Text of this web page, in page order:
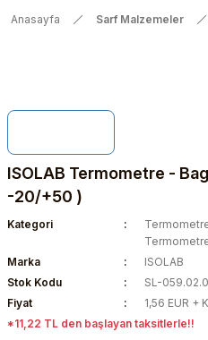
Anasayfa Sarf Malzemeler
ISOLAB Termometre -
-20/+50 )
Kategori
Marka
ISOLAB
Stok Kodu
SL-
Fiyat
1,56 EUR +
*11,22 TL den başlayan taksitlerle!!